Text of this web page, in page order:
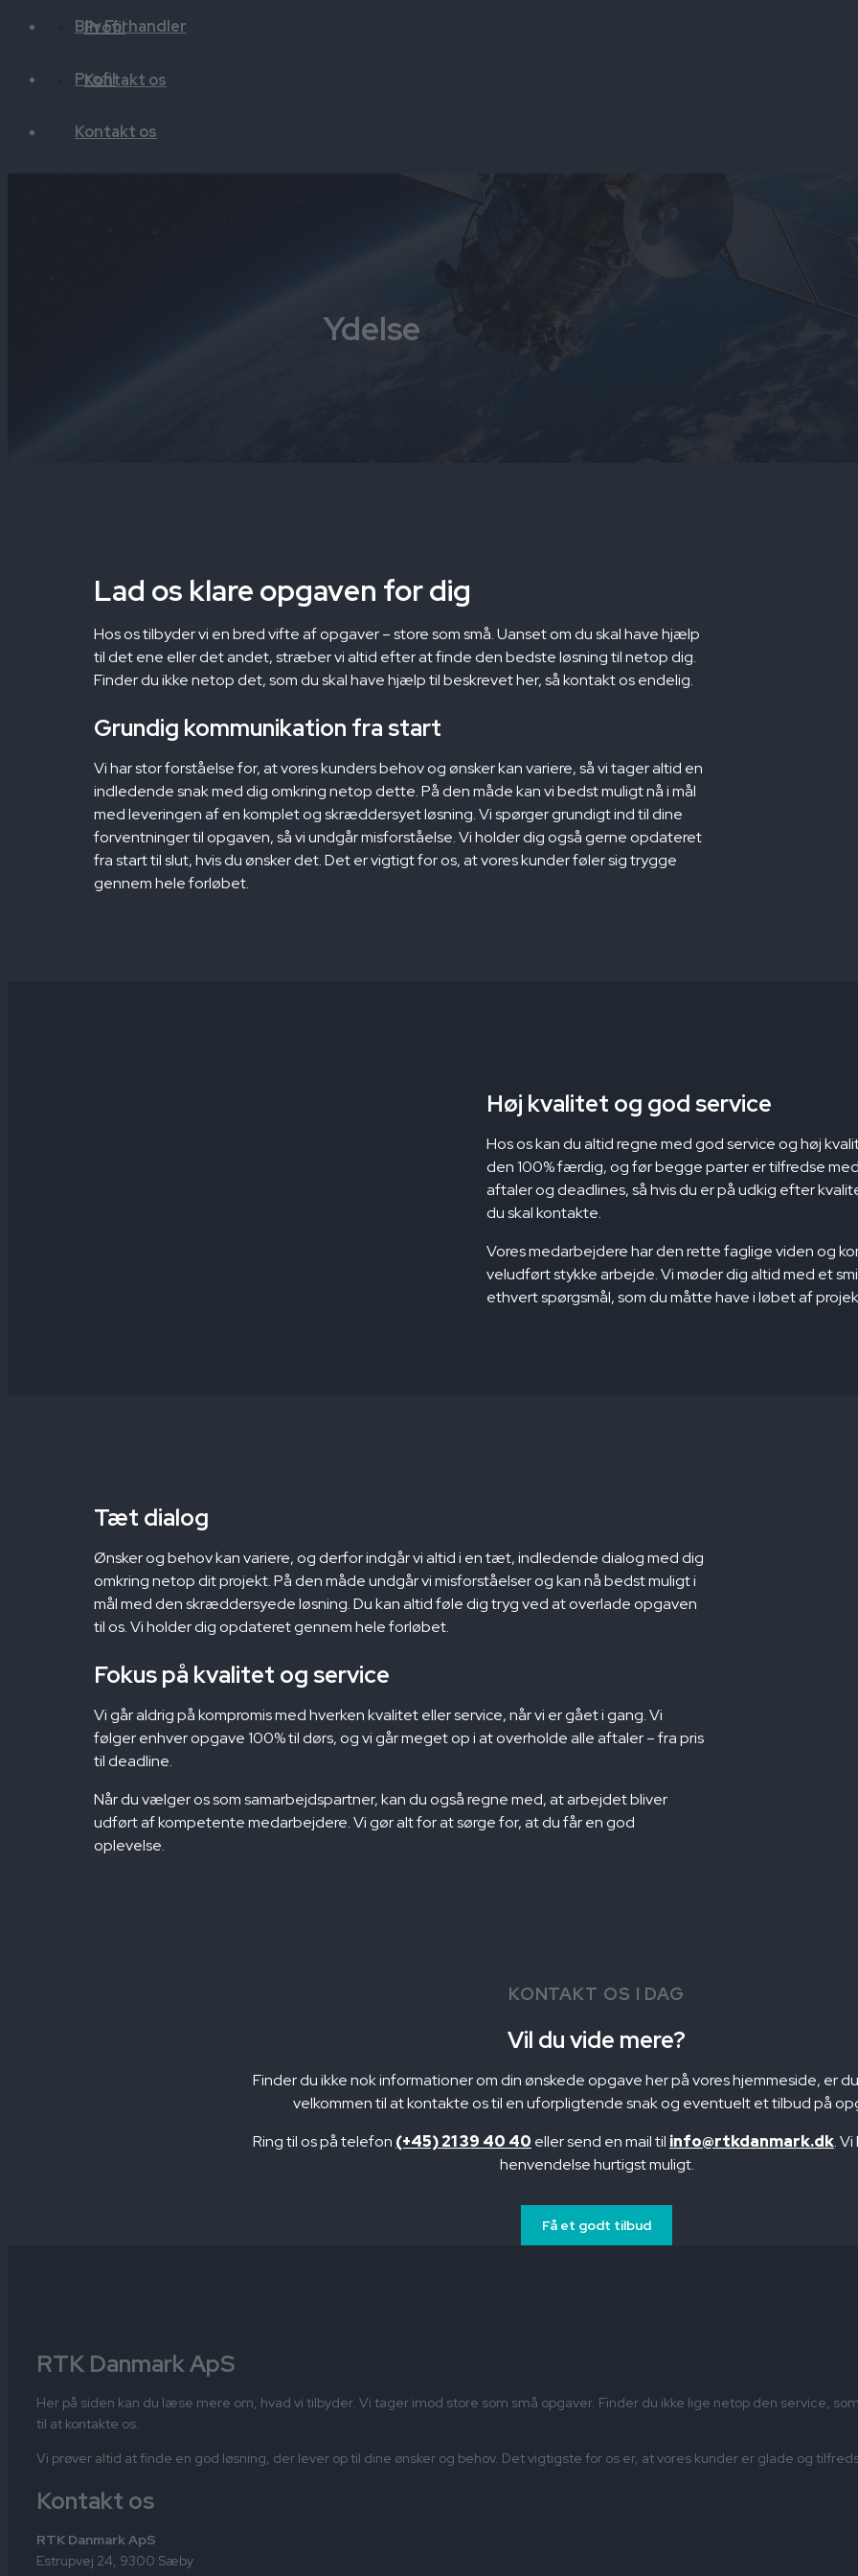
Profil
Kontakt os
Bliv Forhandler
Profil
Kontakt os
Ydelse
Lad os klare opgaven for dig
Hos os tilbyder vi en bred vifte af opgaver – store som små. Uanset om du skal have hjælp
til det ene eller det andet, stræber vi altid efter at finde den bedste løsning til netop dig.
Finder du ikke netop det, som du skal have hjælp til beskrevet her, så kontakt os endelig.
Grundig kommunikation fra start
Vi har stor forståelse for, at vores kunders behov og ønsker kan variere, så vi tager altid en
indledende snak med dig omkring netop dette. På den måde kan vi bedst muligt nå i mål
med leveringen af en komplet og skræddersyet løsning. Vi spørger grundigt ind til dine
forventninger til opgaven, så vi undgår misforståelse. Vi holder dig også gerne opdateret
fra start til slut, hvis du ønsker det. Det er vigtigt for os, at vores kunder føler sig trygge
gennem hele forløbet.
Høj kvalitet og god service
Hos os kan du altid regne med god service og høj
den 100% færdig, og før begge parter er tilfredse
aftaler og deadlines, så hvis du er på udkig efter
du skal kontakte.
Vores medarbejdere har den rette faglige viden og
veludført stykke arbejde. Vi møder dig altid med et
ethvert spørgsmål, som du måtte have i løbet af
Tæt dialog
Ønsker og behov kan variere, og derfor indgår vi altid i en tæt, indledende dialog med dig
omkring netop dit projekt. På den måde undgår vi misforståelser og kan nå bedst muligt i
mål med den skræddersyede løsning. Du kan altid føle dig tryg ved at overlade opgaven
til os. Vi holder dig opdateret gennem hele forløbet.
Fokus på kvalitet og service
Vi går aldrig på kompromis med hverken kvalitet eller service, når vi er gået i gang. Vi
følger enhver opgave 100% til dørs, og vi går meget op i at overholde alle aftaler – fra pris
til deadline.
Når du vælger os som samarbejdspartner, kan du også regne med, at arbejdet bliver
udført af kompetente medarbejdere. Vi gør alt for at sørge for, at du får en god
oplevelse.
KONTAKT OS I DAG
Vil du vide mere?
Finder du ikke nok informationer om din ønskede opgave her på vores hjemmeside, er
velkommen til at kontakte os til en uforpligtende snak og eventuelt et tilbud på
Ring til os på telefon (+45) 21 39 40 40 eller send en mail til info@rtkdanmark.dk.
henvendelse hurtigst muligt.
Få et godt tilbud
RTK Danmark ApS
Her på siden kan du læse mere om, hvad vi tilbyder. Vi tager imod store som små opgaver. Finder du ikke lige netop den service,
til at kontakte os.
Vi prøver altid at finde en god løsning, der lever op til dine ønsker og behov. Det vigtigste for os er, at vores kunder er glade og
Kontakt os
RTK Danmark ApS
Estrupvej 24, 9300 Sæby